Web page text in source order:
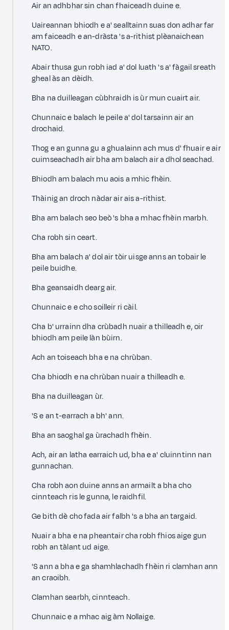
Air an adhbhar sin chan fhaiceadh duine e.
Uaireannan bhiodh e a' sealltainn suas don adhar far
am faiceadh e an-dràsta 's a-rithist plèanaichean
NATO.
Abair thusa gun robh iad a' dol luath 's a' fàgail sreath
gheal às an dèidh.
Bha na duilleagan cùbhraidh is ùr mun cuairt air.
Chunnaic e balach le peile a' dol tarsainn air an
drochaid.
Thog e an gunna gu a ghualainn ach mus d' fhuair e air
cuimseachadh air bha am balach air a dhol seachad.
Bhiodh am balach mu aois a mhic fhèin.
Thàinig an droch nàdar air ais a-rithist.
Bha am balach seo beò 's bha a mhac fhèin marbh.
Cha robh sin ceart.
Bha am balach a' dol air tòir uisge anns an tobair le
peile buidhe.
Bha geansaidh dearg air.
Chunnaic e e cho soilleir ri càil.
Cha b' urrainn dha crùbadh nuair a thilleadh e, oir
bhiodh am peile làn bùirn.
Ach an toiseach bha e na chrùban.
Cha bhiodh e na chrùban nuair a thilleadh e.
Bha na duilleagan ùr.
'S e an t-earrach a bh' ann.
Bha an saoghal ga ùrachadh fhèin.
Ach, air an latha earraich ud, bha e a' cluinntinn nan
gunnachan.
Cha robh aon duine anns an armailt a bha cho
cinnteach ris le gunna, le raidhfil.
Ge bith dè cho fada air falbh 's a bha an targaid.
Nuair a bha e na pheantair cha robh fhios aige gun
robh an tàlant ud aige.
'S ann a bha e ga shamhlachadh fhèin ri clamhan ann
an craoibh.
Clamhan searbh, cinnteach.
Chunnaic e a mhac aig àm Nollaige.